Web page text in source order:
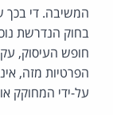
המשיבה. די
בחוק הנדרשת
חופש העיסוק,
הפרטיות מזה,
על-ידי המחוקק